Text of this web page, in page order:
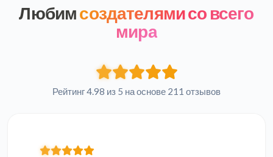
Любимсоздателями со всего
мира
Рейтинг 4.98 из 5 на основе 211 отзывов